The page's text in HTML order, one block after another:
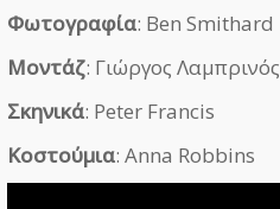
Φωτογραφία: Ben Smithard
Μοντάζ: Γιώργος Λαμπρινός
Σκηνικά: Peter Francis
Κοστούμια: Anna Robbins